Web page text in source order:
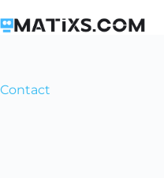
Contact